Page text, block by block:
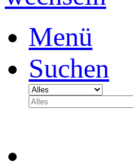
Menü
Suchen